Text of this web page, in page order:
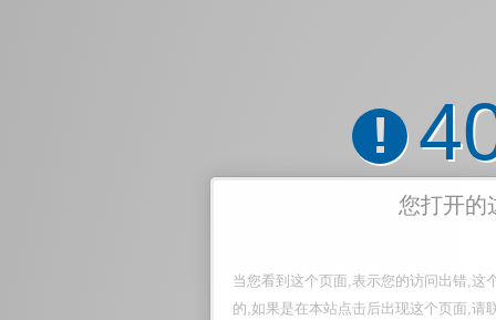
!
您打开的
当您看到这个页面,表示您的访问出错,这
的,如果是在本站点击后出现这个页面,请